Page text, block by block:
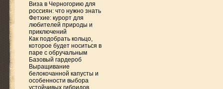
Виза в Черногорию для
россиян: что нужно знать
Фетхие: курорт для
любителей природы и
приключений
Как подобрать кольцо,
которое будет носиться в
паре с обручальным
Базовый гардероб
Выращивание
белокочанной капусты и
особенности выбора
устойчивых гибридов